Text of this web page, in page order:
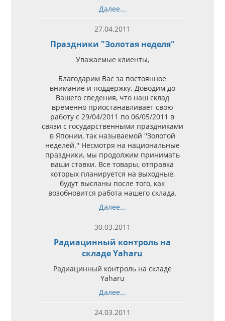
Далее...
27.04.2011
Праздники "Золотая неделя"
Уважаемые клиенты,
Благодарим Вас за постоянное
внимание и поддержку. Доводим до
Вашего сведения, что наш cклад
временно приостанавливает свою
работу с 29/04/2011 по 06/05/2011 в
связи с государственными праздниками
в Японии, так называемой ''Золотой
неделей.'' Несмотря на национальные
праздники, мы продолжим принимать
ваши ставки. Все товары, отправка
которых планируется на выходные,
будут высланы после того, как
возобновится работа нашего склада.
Далее...
30.03.2011
Радиацинный контроль на
складе Yaharu
Радиацинный контроль на складе
Yaharu
Далее...
24.03.2011